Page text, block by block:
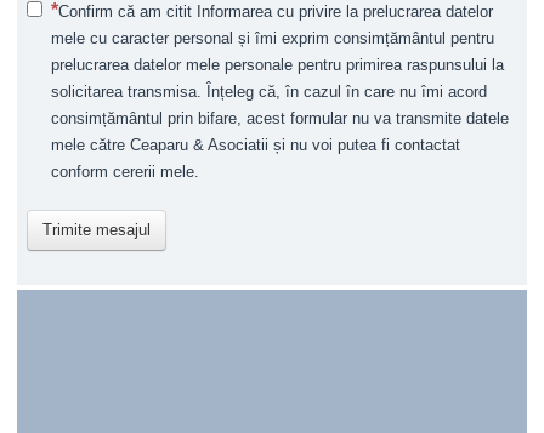
Confirm că am citit Informarea cu privire la prelucrarea datelor
mele cu caracter personal și îmi exprim consimțământul pentru
prelucrarea datelor mele personale pentru primirea raspunsului la
solicitarea transmisa. Înțeleg că, în cazul în care nu îmi acord
consimțământul prin bifare, acest formular nu va transmite datele
mele către Ceaparu & Asociatii și nu voi putea fi contactat
conform cererii mele.
Trimite mesajul